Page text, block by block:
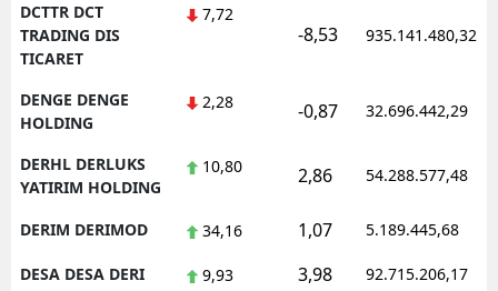
DCTTR DCT
TRADING DIS
TICARET
7,72
-8,53 935.141.480,32
DENGE DENGE
HOLDING
2,28 -0,87 32.696.442,29
DERHL DERLUKS
YATIRIM HOLDING
10,80 2,86 54.288.577,48
DERIM DERIMOD 34,16 1,07 5.189.445,68
DESA DESA DERI 9,93 3,98 92.715.206,17